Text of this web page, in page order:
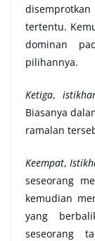
tertentu.
dominan
pilihannya.
Ketiga,
Biasanya
ramalan
Keempat,
seseorang
kemudian
yang
seseorang